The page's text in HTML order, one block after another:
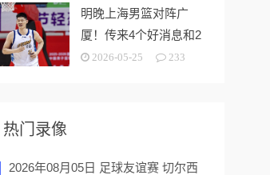
明晚上海男篮对阵广
厦！传来4个好消息和2
个坏消息，能拿下开门
2026-05-25 233
热门录像
2026年08月05日 足球友谊赛 切尔西